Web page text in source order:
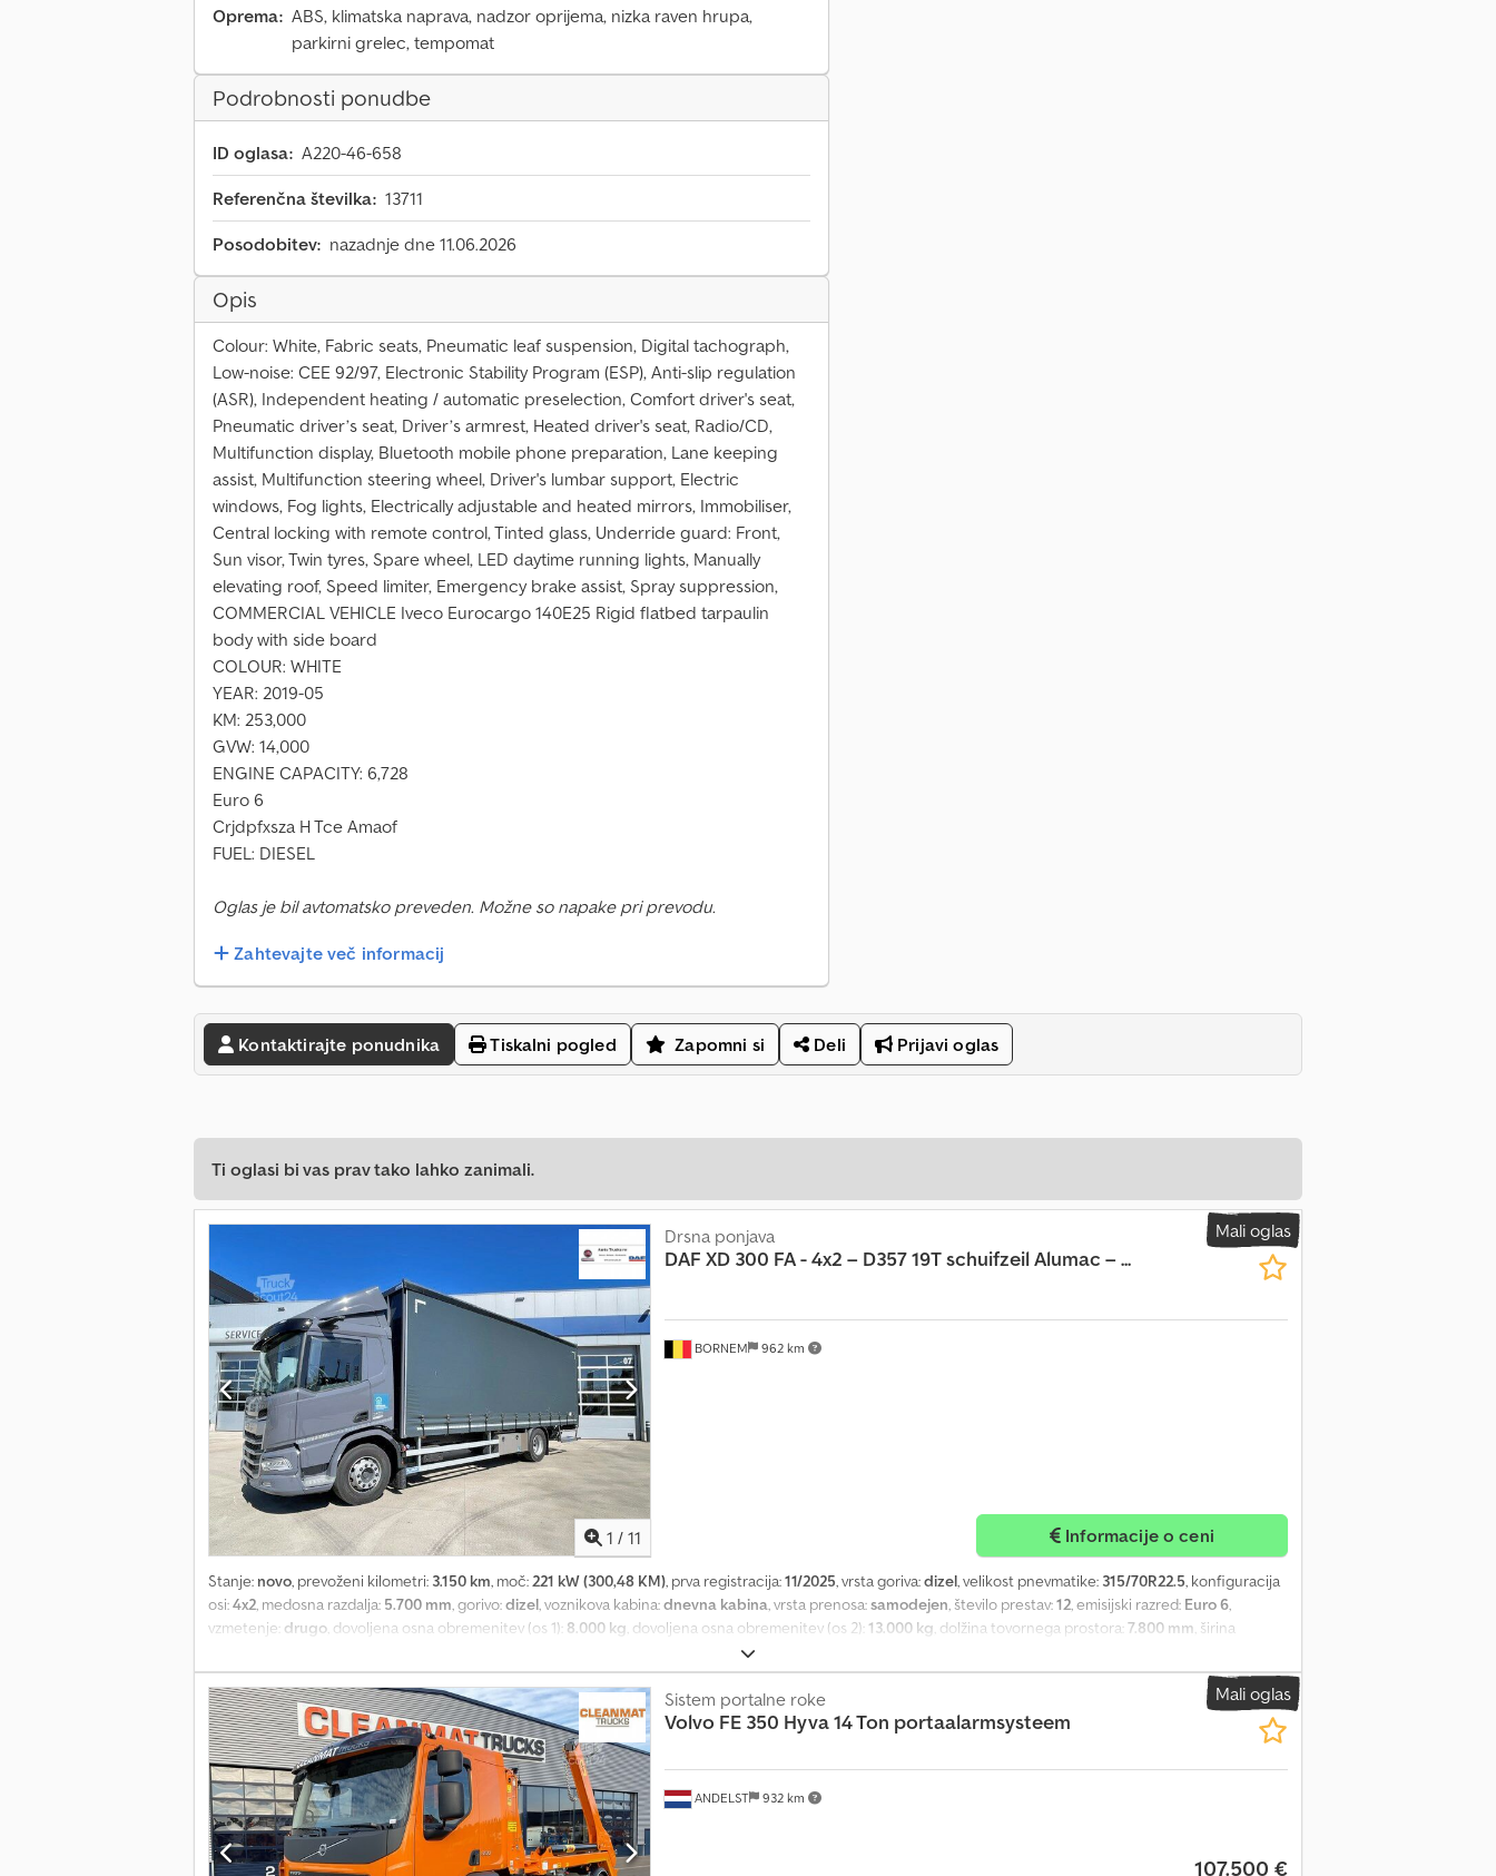
Oprema: ABS, klimatska naprava, nadzor oprijema, nizka raven hrupa,
parkirni grelec, tempomat
Podrobnosti ponudbe
ID oglasa: A220-46-658
Referenčna številka: 13711
Posodobitev: nazadnje dne 11.06.2026
Opis
Colour: White, Fabric seats, Pneumatic leaf suspension, Digital tachograph,
Low-noise: CEE 92/97, Electronic Stability Program (ESP), Anti-slip regulation
(ASR), Independent heating / automatic preselection, Comfort driver's seat,
Pneumatic driver’s seat, Driver’s armrest, Heated driver's seat, Radio/CD,
Multifunction display, Bluetooth mobile phone preparation, Lane keeping
assist, Multifunction steering wheel, Driver's lumbar support, Electric
windows, Fog lights, Electrically adjustable and heated mirrors, Immobiliser,
Central locking with remote control, Tinted glass, Underride guard: Front,
Sun visor, Twin tyres, Spare wheel, LED daytime running lights, Manually
elevating roof, Speed limiter, Emergency brake assist, Spray suppression,
COMMERCIAL VEHICLE Iveco Eurocargo 140E25 Rigid flatbed tarpaulin
body with side board
COLOUR: WHITE
YEAR: 2019-05
KM: 253,000
GVW: 14,000
ENGINE CAPACITY: 6,728
Euro 6
Crjdpfxsza H Tce Amaof
FUEL: DIESEL
Oglas je bil avtomatsko preveden. Možne so napake pri prevodu.
Zahtevajte več informacij
Kontaktirajte ponudnika Tiskalni pogled Zapomni si Deli Prijavi oglas
Ti oglasi bi vas prav tako lahko zanimali.
Mali oglas
1 / 11
BORNEM 962 km
Drsna ponjava
DAF XD 300 FA - 4x2 – D357 19T schuifzeil Alumac – ...
Informacije o ceni
Stanje: novo, prevoženi kilometri: 3.150 km, moč:221 kW (300,48 KM), prva registracija:11/2025, vrsta goriva:dizel, velikost pnevmatike: 315/70R22.5, konfiguracija
osi:4x2, medosna razdalja: 5.700 mm, gorivo:dizel, voznikova kabina:dnevna kabina, vrsta prenosa:samodejen, število prestav:12, emisijski razred: Euro 6,
vzmetenje: drugo, dovoljena osna obremenitev (os 1): 8.000 kg, dovoljena osna obremenitev (os 2):13.000 kg, dolžina tovornega prostora:7.800 mm, širina
, Leto izdelave:
Delovna prostornina motorja: 10.900 cc Menjalnik Menjalnik: ZF TraXon, 12 prestav, avtomatski Konfiguracija osi Dimenzija pnevmatik: 315/70R22.5 Zavore: kolutne
zavore Sprednja os: maks. osna obremenitev: 8.000 kg; profil pnevmatike levo: 100 %; profil pnevmatike desno: 100 %; vzmetenje: parabolične vzmeti Zadnja os:
maks. osna obremenitev: 13.000 kg; profil pnevmatike levo: 100 %; profil pnevmatike desno: 100 %; vzmetenje: zračno vzmetenje Teže Lastna teža: 11.075 kg
Nosilnost: 7.925 kg Skupna dovoljena masa: 19.000 kg Funkcionalno Nakladalna ploščad: Dhollandia DH-LM 3.0, zadnja dvižna vrata, 3.000 kg Znamka nadgradnje:
Alumac Schuifzeil Crjdpfxjy T Eqne Amajf Stanje Splošno stanje: zelo dobro Tehnično stanje: zelo dobro Optično stanje: zelo dobro Poškodbe: nobene Garancija
Garancija: Geen
Mali oglas
ANDELST 932 km
Sistem portalne roke
Volvo FE 350 Hyva 14 Ton portaalarmsysteem
107.500 €